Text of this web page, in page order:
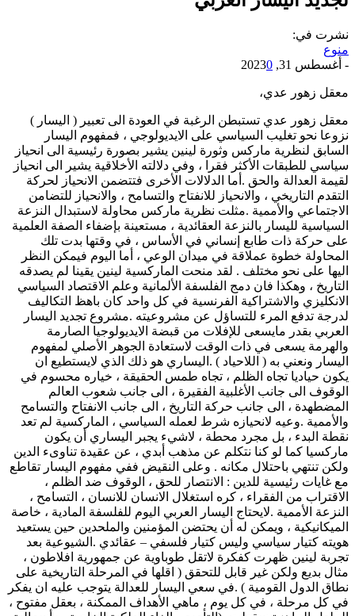
نشرت في:
منوع
- أغسطس 31, 2023 0
معقل زهور عدي،
معقل زهور عدي تستبطن الرغبة في العودة الى تعبير ( اليسار )
نزوعا نحو تغليب السياسي على الايديولوجي ، فمفهوم اليسار
السابق لنظرية ماركس وثورة لينين يشير بصورة رئيسية الى انحياز
سياسي للطبقات الأكثر فقرا ، وفي دلالته الأخلاقية يشير الى انحياز
لقيمة العدالة والحق .أما الدلالات الأخرى فتتضمن الانحياز لحركة
التقدم التاريخي ، والانحياز للانفتاح والتسامح ، والانحياز للتضامن
الاجتماعي والأممية .مثلت نظرية ماركس محاولة لاستبدال النزعة
السياسية لليسار بالنزعة العقائدية ، مستعينة بإضفاء الصفة العلمية
على حركة ذات طابع إنساني في الأساس ، في وقتها بدت تلك
المحاولة خطوة عملاقة في ميدان الوعي ، أما اليوم فيمكن النظر
اليها على نحو مختلف . لقد منحت الماركسية لينين يقينا لم يصدقه
التاريخ ، وهكذا فان دمج الفلسفة الألمانية وعلم الاقتصاد السياسي
الانكليزي والاشتراكية الفرنسية في كل واحد كان باهظ التكاليف
لدرجة تدفع المرء للتساؤل عن مشروعيته .مشروع تجديد اليسار
العربي بقدر مايسعى للإفلات من قبضة الايديولوجيا الصارمة
والهرمة يسعى في ذات الوقت لاستعادة الجوهر الأصلي لمفهوم
اليسار ونعني به ( اللاحياد ) .اليساري هو ذلك الذي لايستطيع ان
يكون حياديا تجاه الظلم ، تجاه طمس الحقيقة ، خياره محسوم في
الوقوف الى جانب الأغلبية الفقيرة ، الى جانب شعوب العالم
المضطهدة ، الى جانب حركة التاريخ ، الى جانب الانفتاح والتسامح
والأممية .وعيه لانحيازه شرط لعمله السياسي ، الماركسية لم تعد
نقطة البدء ، بل مجرد محطة ، لاشيء يجبر اليساري أن يكون
ماركسيا كما لو كنا نتكلم عن مذهب أبدي ، عن عقيدة تناوىء الدين
ولكن تنتهي باحتلال مكانه . وعلى النقيض ففي مفهوم اليسار تقاطع
مع غايات رئيسية للدين : الانتصار للحق ، الوقوف ضد الظلم ،
الاقتراب من الفقراء ، كره استغلال الانسان للانسان ، التسامح ،
النزعة الأممية .لايحتاج اليسار العربي اليوم للفلسفة المادية ، خاصة
الميكانيكية ، ويمكن له أن يحتضن المؤمنين والملحدين حين يستعيد
هويته كتيار سياسي وليس كتيار فلسفي – عقائدي .الشيوعية بعد
تجربة لينين ظهرت كفكرة لاتقل طوباوية عن جمهورية افلاطون ،
مثال بديع ولكن غير قابل للتحقق ( اقلها في المرحلة التاريخية على
نطاق الدول القومية ) .في سعي اليسار للعدالة يتوجب عليه ان يفكر
في كل مرحلة ، في كل يوم ، ماهي الأهداف الممكنة ، بعقل مفتوح ،